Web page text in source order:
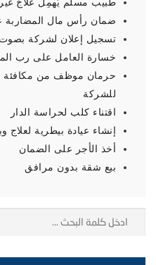
ضمان رأس مال المضاربة
تسجيل إعلان لشركة
خسارة العامل على رب
حرمان موظف من مكافئة
للشركة
اقتناء كلب لحراسة الدار
إنشاء عيادة بيطرية لعلاج
أخذ الأجر على الضمان
بيع شقة بدون مرافق